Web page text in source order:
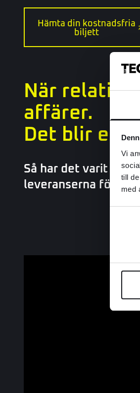
Vi
till
med
Hämta din kostnadsfria
biljett
När
affärer.
Det blir ett
Så har det varit
leveranserna